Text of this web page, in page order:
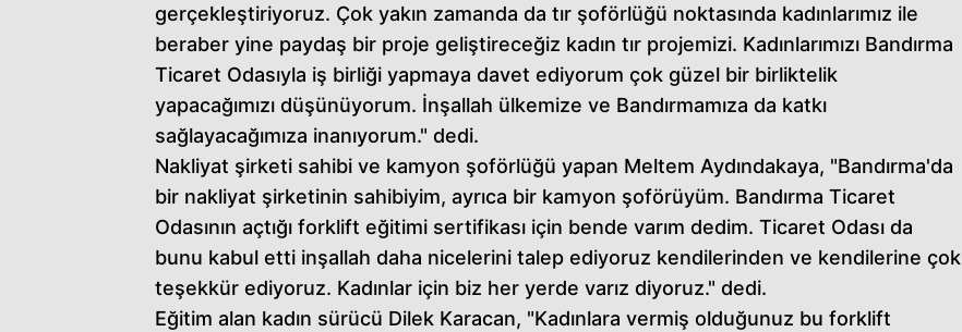
gerçekleştiriyoruz. Çok yakın zamanda da tır şoförlüğü noktasında kadınlarımız ile
beraber yine paydaş bir proje geliştireceğiz kadın tır projemizi. Kadınlarımızı Bandırma
Ticaret Odasıyla iş birliği yapmaya davet ediyorum çok güzel bir birliktelik
yapacağımızı düşünüyorum. İnşallah ülkemize ve Bandırmamıza da katkı
sağlayacağımıza inanıyorum." dedi.
Nakliyat şirketi sahibi ve kamyon şoförlüğü yapan Meltem Aydındakaya, "Bandırma'da
bir nakliyat şirketinin sahibiyim, ayrıca bir kamyon şoförüyüm. Bandırma Ticaret
Odasının açtığı forklift eğitimi sertifikası için bende varım dedim. Ticaret Odası da
bunu kabul etti inşallah daha nicelerini talep ediyoruz kendilerinden ve kendilerine çok
teşekkür ediyoruz. Kadınlar için biz her yerde varız diyoruz." dedi.
Eğitim alan kadın sürücü Dilek Karacan, "Kadınlara vermiş olduğunuz bu forklift